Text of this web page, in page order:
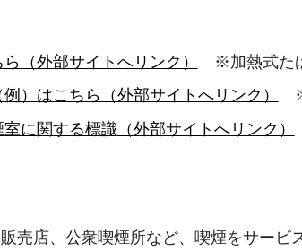
（外部サイトへリンク）
※加熱式た
）はこちら（外部サイトへリンク）
※
に関する標識（外部サイトへリンク）
売店、公衆喫煙所など、喫煙をサービ